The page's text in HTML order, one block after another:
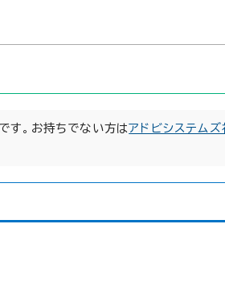
す。お持ちでない方はアドビシステムズ